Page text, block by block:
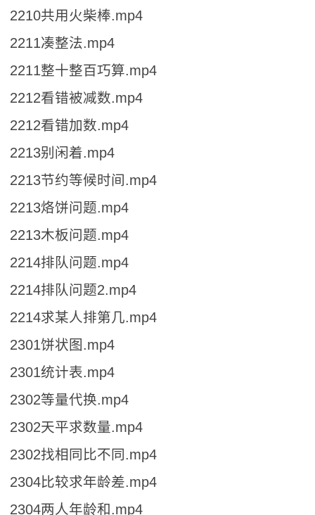
2210共用火柴棒.mp4
2211凑整法.mp4
2211整十整百巧算.mp4
2212看错被减数.mp4
2212看错加数.mp4
2213别闲着.mp4
2213节约等候时间.mp4
2213烙饼问题.mp4
2213木板问题.mp4
2214排队问题.mp4
2214排队问题2.mp4
2214求某人排第几.mp4
2301饼状图.mp4
2301统计表.mp4
2302等量代换.mp4
2302天平求数量.mp4
2302找相同比不同.mp4
2304比较求年龄差.mp4
2304两人年龄和.mp4